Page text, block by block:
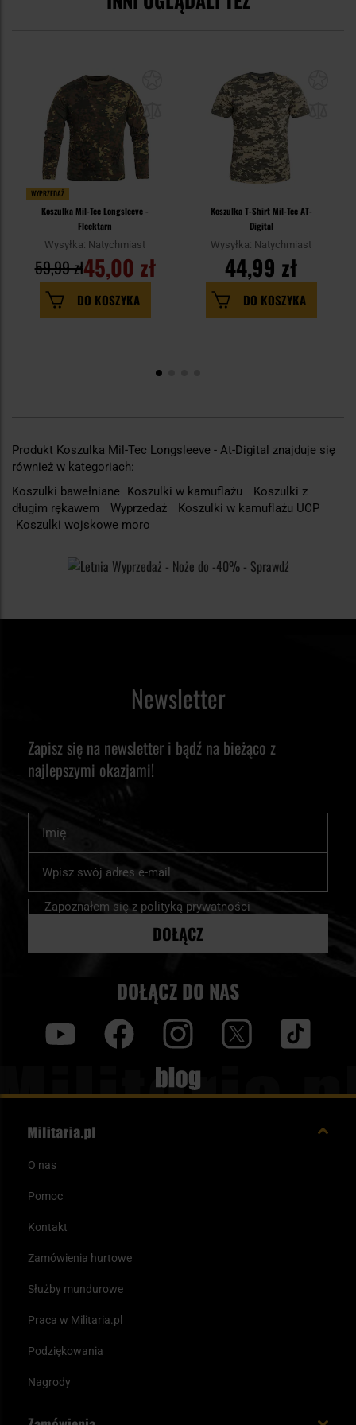
WYPRZEDAŻ
Koszulka Mil-Tec Longsleeve -
Flecktarn
Wysyłka: Natychmiast
45,00 zł
59,99 zł
DO KOSZYKA
Koszulka T-Shirt Mil-Tec AT-
Digital
Wysyłka: Natychmiast
44,99 zł
DO KOSZYKA
Produkt Koszulka Mil-Tec Longsleeve - At-Digital znajduje się
również w kategoriach:
Koszulki bawełniane Koszulki w kamuflażu
Koszulki z
długim rękawem
Wyprzedaż
Koszulki w kamuflażu UCP
Koszulki wojskowe moro
Newsletter
Zapisz się na newsletter i bądź na bieżąco z
najlepszymi okazjami!
nasz
newsletter:
Zapoznałem się z polityką prywatności
DOŁĄCZ
DOŁĄCZ DO NAS
Blog
O nas
Pomoc
Kontakt
Zamówienia hurtowe
Służby mundurowe
Praca w Militaria.pl
Podziękowania
Nagrody